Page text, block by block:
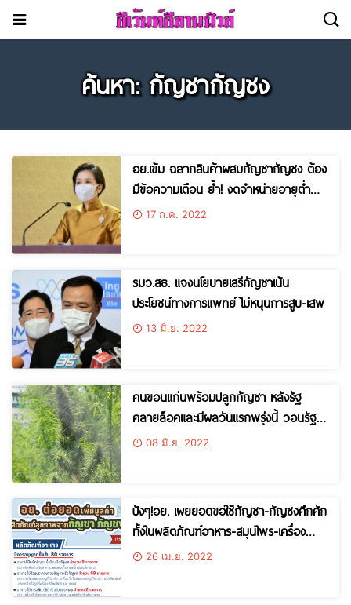
ค้นหา: กัญชากัญชง
อย.เข้ม ฉลากสินค้าผสมกัญชากัญชง ต้อง
มีข้อความเตือน ย้ำ! งดจำหน่ายอายุต่ำ
กว่า 20 ปี
17 ก.ค. 2022
รมว.สธ. แจงนโยบายเสรีกัญชาเน้น
ประโยชน์ทางการแพทย์ ไม่หนุนการสูบ-เสพ
13 มิ.ย. 2022
คนขอนแก่นพร้อมปลูกกัญชา หลังรัฐ
คลายล็อคและมีผลวันแรกพรุ่งนี้ วอนรัฐ
ชัดเจนเรื่องข้อกฎหมายอะไรทำได้ ทำไม่ได้
08 มิ.ย. 2022
ปังๆ!อย. เผยยอดขอใช้กัญชา-กัญชงคึกคัก
ทั้งในผลิตภัณฑ์อาหาร-สมุนไพร-เครื่อง
สำอาง26 เม.ย. 2022